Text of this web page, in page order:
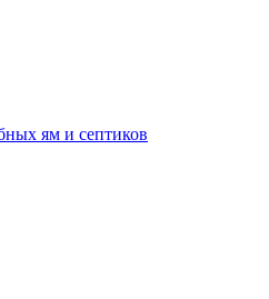
ям и септиков